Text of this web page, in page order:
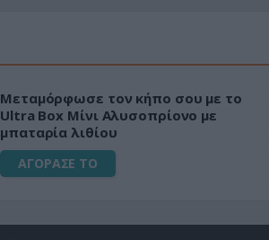
Μεταμόρφωσε τον κήπο σου με το
Ultra Box Μίνι Αλυσοπρίονο με
μπαταρία λιθίου
ΑΓΟΡΑΣΕ ΤΟ